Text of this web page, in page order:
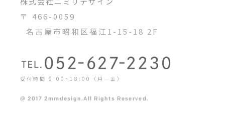
〒 466-0059
名古屋市昭和区福江1-15-18 2F
受付時間 9:00~18:00（月ー金）